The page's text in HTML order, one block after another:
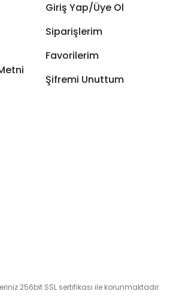
Giriş Yap/Üye Ol
Siparişlerim
Favorilerim
Şifremi Unuttum
256bit SSL sertifikası ile korunmaktadır.